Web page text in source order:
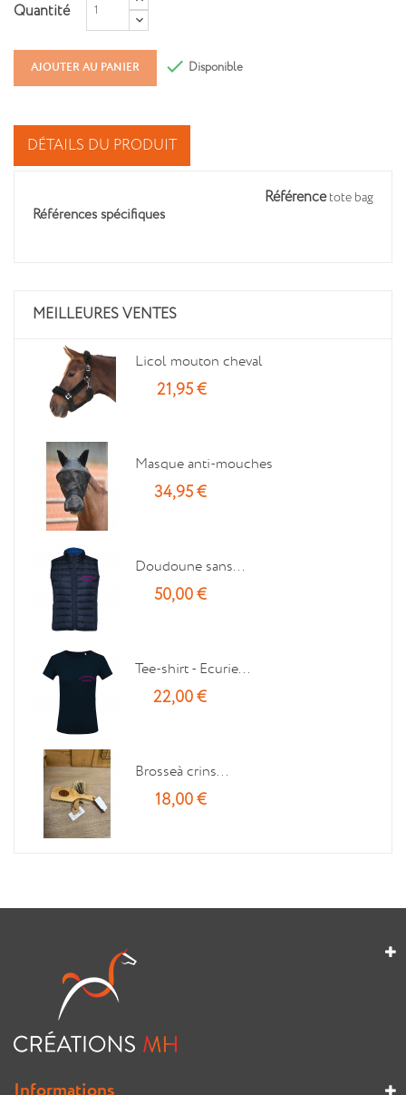
Quantité
AJOUTER AU PANIER  Disponible
DÉTAILS DU PRODUIT
Référence tote bag
Références spécifiques
MEILLEURES VENTES
Licol mouton cheval
21,95 €
Masque anti-mouches
34,95 €
Doudoune sans...
50,00 €
Tee-shirt - Ecurie...
22,00 €
Brosseà crins...
18,00 €
Informations